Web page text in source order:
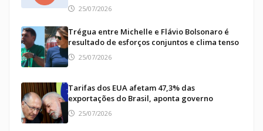
25/07/2026
Trégua entre Michelle e Flávio Bolsonaro é
resultado de esforços conjuntos e clima tenso
25/07/2026
Tarifas dos EUA afetam 47,3% das
exportações do Brasil, aponta governo
25/07/2026